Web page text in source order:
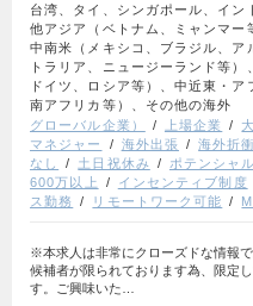
台湾、タイ、シンガポール、イ
他アジア（ベトナム、ミャンマー
中南米（メキシコ、ブラジル、ア
トラリア、ニュージーランド等）
ドイツ、ロシア等）、中近東・ア
南アフリカ等）、その他の海外
グローバル企業）
上場企業
マネジャー
海外出張 海外折衝
なし
土日祝休み ポテンシャ
600万以上
インセンティブ制度
ス勤務
リモートワーク可能
※本求人は非常にクローズドな情報
候補者が限られております為、限定
す。ご興味いた…